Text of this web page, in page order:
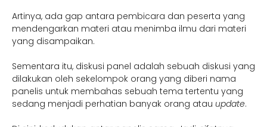
Artinya, ada gap antara pembicara dan peserta yang
mendengarkan materi atau menimba ilmu dari materi
yang disampaikan.
Sementara itu, diskusi panel adalah sebuah diskusi yang
dilakukan oleh sekelompok orang yang diberi nama
panelis untuk membahas sebuah tema tertentu yang
sedang menjadi perhatian banyak orang atau update.